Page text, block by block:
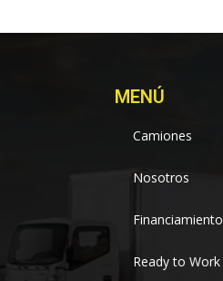
MENÚ
Camiones
Nosotros
Financiamiento
Ready to Work